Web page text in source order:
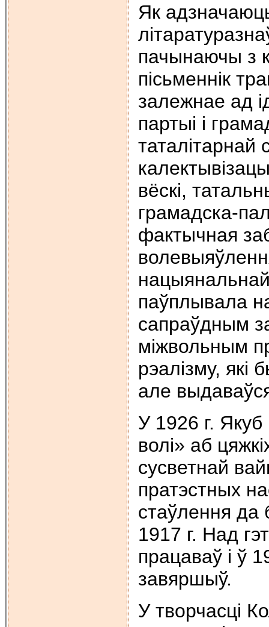
Як
пачынаючы з
пісьменнік
залежнае ад
партыі і
таталітарнай
вёскі,
грамадска-
фактычная
нацыянальнай
паўплывала
сапраўдным
міжвольным
рэалізму, які
але
У 1926 г.
волі» аб
сусветнай
пратэстных
стаўлення да
1917 г. Над
працаваў і ў
завяршыў.
У творчасці